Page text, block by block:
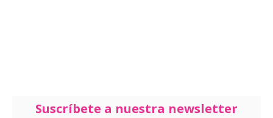
Suscríbete a nuestra newsletter